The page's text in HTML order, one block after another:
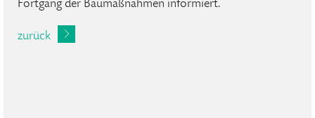
Fortgang der Baumaßnahmen informiert.
zurück